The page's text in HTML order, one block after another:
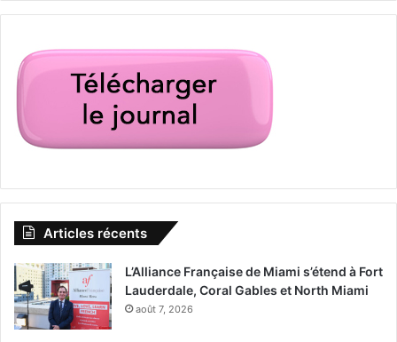
Articles récents
L’Alliance Française de Miami s’étend à Fort
Lauderdale, Coral Gables et North Miami
août 7, 2026